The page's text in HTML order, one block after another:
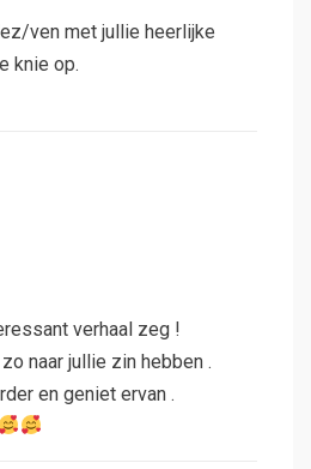
ven met jullie heerlijke
knie op.
verhaal zeg !
naar jullie zin hebben .
en geniet ervan .